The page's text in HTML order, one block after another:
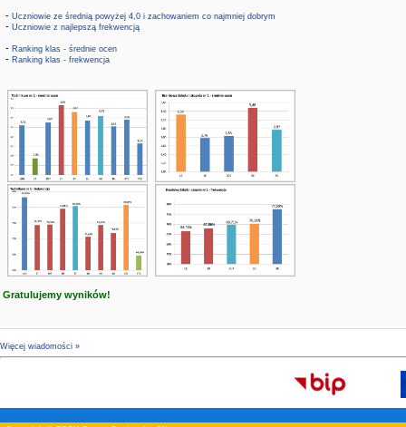
- Uczniowie ze średnią powyżej 4,0 i zachowaniem co najmniej dobrym
- Uczniowie z najlepszą frekwencją
- Ranking klas - średnie ocen
- Ranking klas - frekwencja
Gratulujemy wyników!
Więcej wiadomości »